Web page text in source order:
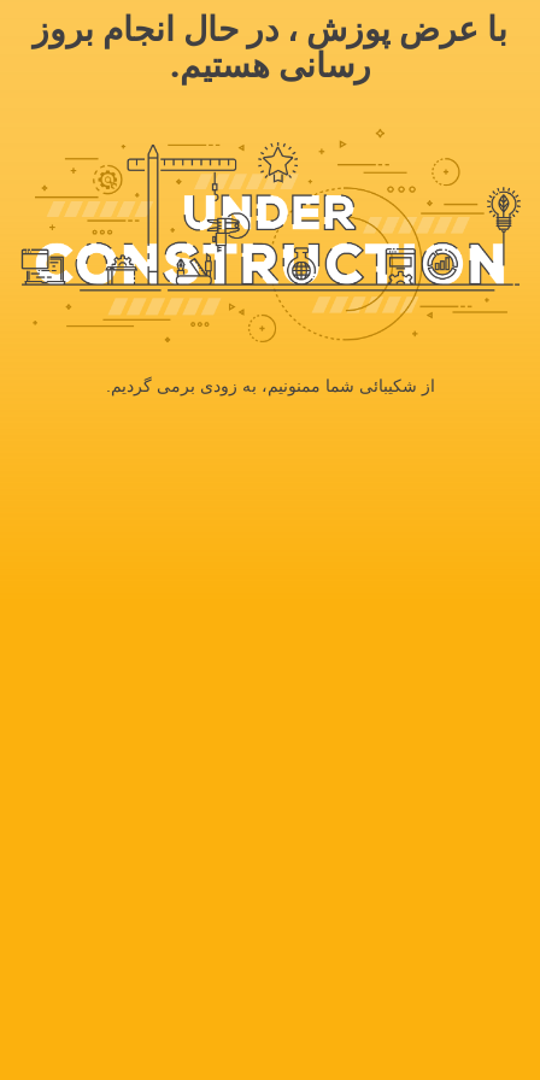
با عرض پوزش ، در حال انجام بروز
رسانی هستیم.
از شکیبائی شما ممنونیم، به زودی برمی گردیم.